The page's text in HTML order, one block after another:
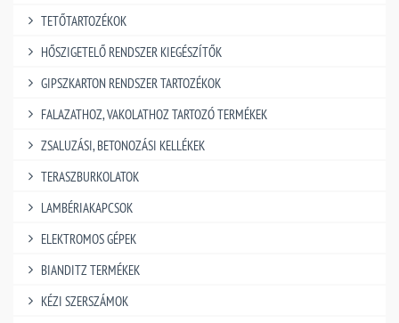
TETŐTARTOZÉKOK
HŐSZIGETELŐ RENDSZER KIEGÉSZÍTŐK
GIPSZKARTON RENDSZER TARTOZÉKOK
FALAZATHOZ, VAKOLATHOZ TARTOZÓ TERMÉKEK
ZSALUZÁSI, BETONOZÁSI KELLÉKEK
TERASZBURKOLATOK
LAMBÉRIAKAPCSOK
ELEKTROMOS GÉPEK
BIANDITZ TERMÉKEK
KÉZI SZERSZÁMOK